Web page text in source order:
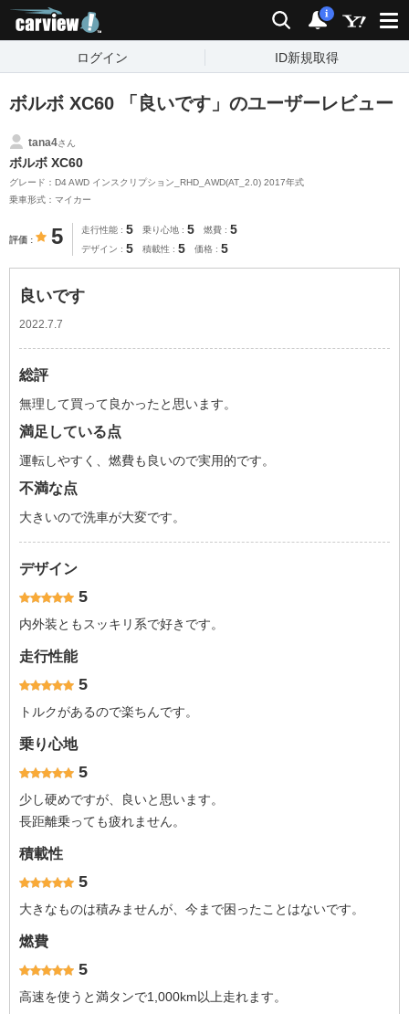
検索 通知
i
ログイン ID新規取得
ボルボ XC60 「良いです」のユーザーレビュー
tana4さん
ボルボ XC60
グレード：D4 AWD インスクリプション_RHD_AWD(AT_2.0) 2017年式
乗車形式：マイカー
評価 5 走行性能 5 乗り心地 5 燃費 5
デザイン 5 積載性 5 価格 5
良いです
2022.7.7
総評
無理して買って良かったと思います。
満足している点
運転しやすく、燃費も良いので実用的です。
不満な点
大きいので洗車が大変です。
デザイン
5
内外装ともスッキリ系で好きです。
走行性能
5
トルクがあるので楽ちんです。
乗り心地
5
少し硬めですが、良いと思います。
長距離乗っても疲れません。
積載性
5
大きなものは積みませんが、今まで困ったことはないです。
燃費
5
高速を使うと満タンで1,000km以上走れます。